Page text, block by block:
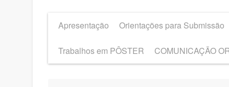
Apresentação Orientações para Submissão
Trabalhos em PÔSTER COMUNICAÇÃO